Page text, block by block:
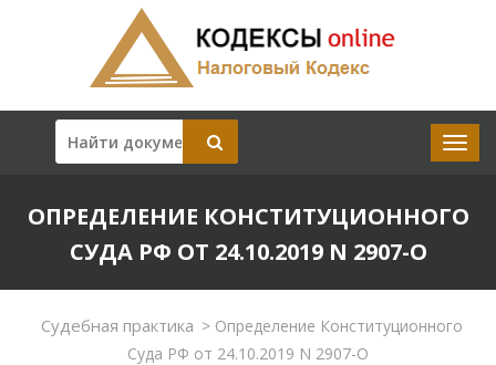
ОПРЕДЕЛЕНИЕ КОНСТИТУЦИОННОГО
СУДА РФ ОТ 24.10.2019 N 2907-О
Судебная практика > Определение Конституционного
Суда РФ от 24.10.2019 N 2907-О